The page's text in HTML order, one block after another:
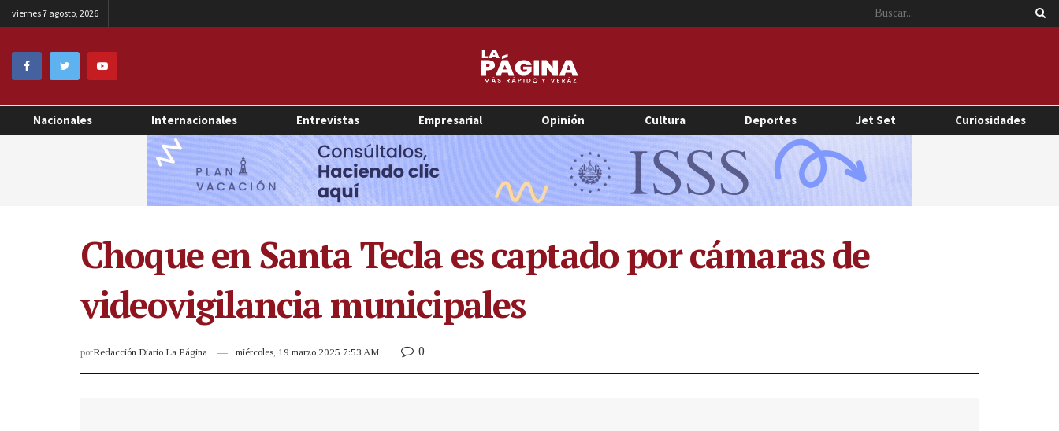
viernes 7 agosto, 2026
Nacionales Internacionales Entrevistas Empresarial Opinión Cultura Deportes Jet Set Curiosidades
Choque en Santa Tecla es captado por cámaras de
videovigilancia municipales
porRedacción Diario La Página miércoles, 19 marzo 2025 7:53 AM 0